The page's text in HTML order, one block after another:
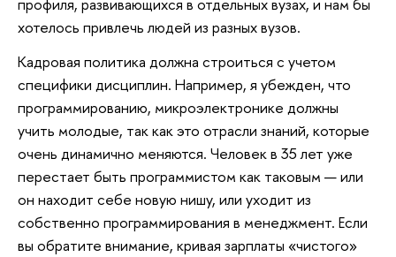
хотелось привлечь людей из разных вузов.
Кадровая политика должна строиться с учетом
специфики дисциплин. Например, я убежден, что
программированию, микроэлектронике должны
учить молодые, так как это отрасли знаний, которые
очень динамично меняются. Человек в 35 лет уже
перестает быть программистом как таковым — или
он находит себе новую нишу, или уходит из
собственно программирования в менеджмент. Если
вы обратите внимание, кривая зарплаты «чистого»